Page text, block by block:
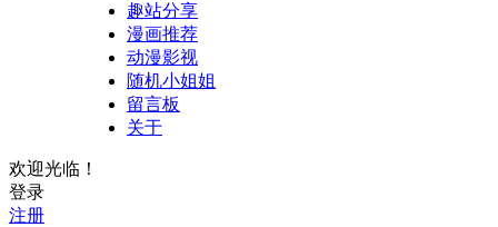
趣站分享
漫画推荐
动漫影视
随机小姐姐
留言板
关于
欢迎光临！
登录
注册